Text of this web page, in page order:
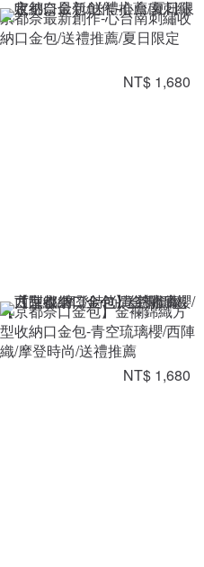
京都奈最新創作-心台南刺繡收
納口金包/送禮推薦/夏日限定
NT$ 1,680
【京都奈口金包】金襴錦織方
型收納口金包-青空琉璃櫻/西陣
織/摩登時尚/送禮推薦
NT$ 1,680